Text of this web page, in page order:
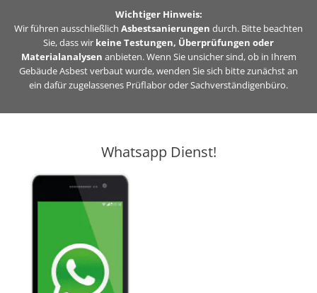
Inhalt
springen
Wichtiger Hinweis:
Wir führen ausschließlich Asbestsanierungen durch. Bitte beachten
Sie, dass wir keine Testungen, Überprüfungen oder
Materialanalysen anbieten. Wenn Sie unsicher sind, ob in Ihrem
Gebäude Asbest verbaut wurde, wenden Sie sich bitte zunächst an
ein dafür zugelassenes Prüflabor oder Sachverständigenbüro.
Whatsapp Dienst!